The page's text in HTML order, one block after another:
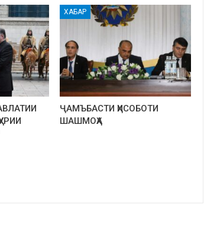
ХАБАР
ҶАМЪБАСТИ ҲИСОБОТИ
ШАШМОҲА